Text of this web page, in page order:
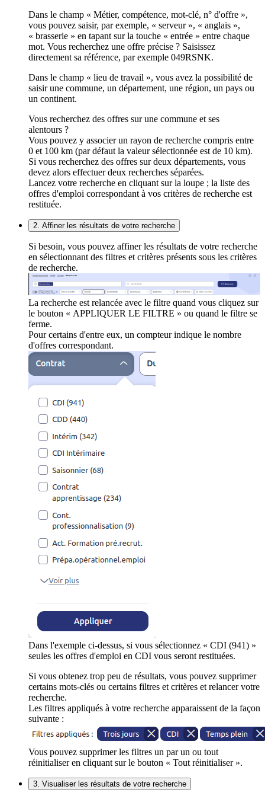
Dans le champ « Métier, compétence, mot-clé, n° d'offre »,
vous pouvez saisir, par exemple, « serveur », « anglais »,
« brasserie » en tapant sur la touche « entrée » entre chaque
mot. Vous recherchez une offre précise ? Saisissez
directement sa référence, par exemple 049RSNK.
Dans le champ « lieu de travail », vous avez la possibilité de
saisir une commune, un département, une région, un pays ou
un continent.
Vous recherchez des offres sur une commune et ses
alentours ?
Vous pouvez y associer un rayon de recherche compris entre
0 et 100 km (par défaut la valeur sélectionnée est de 10 km).
Si vous recherchez des offres sur deux départements, vous
devez alors effectuer deux recherches séparées.
Lancez votre recherche en cliquant sur la loupe ; la liste des
offres d'emploi correspondant à vos critères de recherche est
restituée.
2. Affiner les résultats de votre recherche
Si besoin, vous pouvez affiner les résultats de votre recherche
en sélectionnant des filtres et critères présents sous les critères
de recherche.
La recherche est relancée avec le filtre quand vous cliquez sur
le bouton « APPLIQUER LE FILTRE » ou quand le filtre se
ferme.
Pour certains d'entre eux, un compteur indique le nombre
d'offres correspondant.
Dans l'exemple ci-dessus, si vous sélectionnez « CDI (941) »
seules les offres d'emploi en CDI vous seront restituées.
Si vous obtenez trop peu de résultats, vous pouvez supprimer
certains mots-clés ou certains filtres et critères et relancer votre
recherche.
Les filtres appliqués à votre recherche apparaissent de la façon
suivante :
Vous pouvez supprimer les filtres un par un ou tout
réinitialiser en cliquant sur le bouton « Tout réinitialiser ».
3. Visualiser les résultats de votre recherche